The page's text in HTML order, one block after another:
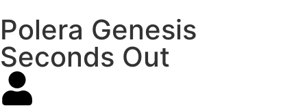
Polera Genesis
Seconds Out